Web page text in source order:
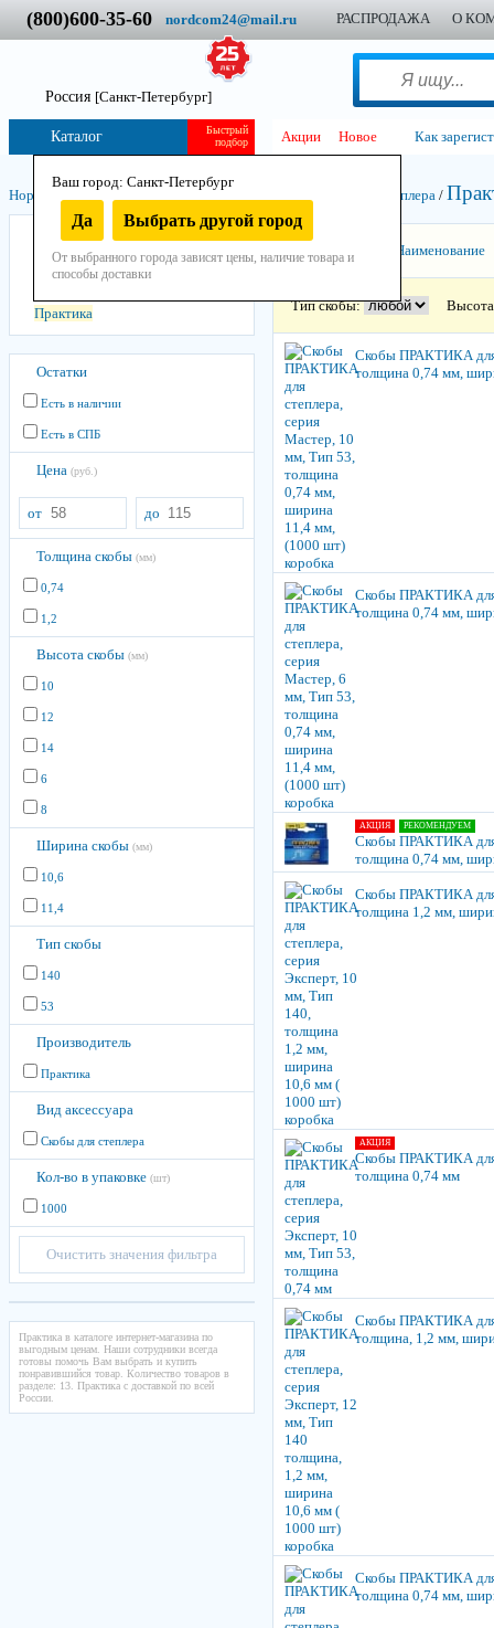
(800)600-35-60 nordcom24@mail.ru РАСПРОДАЖА О
Россия [Санкт-Петербург]
Ваш город: Санкт-Петербург
Да Выбрать другой город
От выбранного города зависят цены, наличие товара и
способы доставки
Быстрый
подбор
Каталог Акции Новое Как
Нордком Инструмент Остнастно-расходный Скобы для степлера /
Matrix
Практика
Остатки
Есть в наличии
Есть в СПБ
Цена (руб.)
от до
Толщина скобы (мм)
0,74
1,2
Высота скобы (мм)
10
12
14
6
8
Ширина скобы (мм)
10,6
11,4
Тип скобы
140
53
Производитель
Практика
Вид аксессуара
Скобы для степлера
Кол-во в упаковке (шт)
1000
Очистить значения фильтра
Практика в каталоге интернет-магазина по
выгодным ценам. Наши сотрудники всегда
готовы помочь Вам выбрать и купить
понравившийся товар. Количество товаров в
разделе: 13. Практика с доставкой по всей
России.
Наименование
Тип скобы:
Скобы ПРАКТИКА для
толщина 0,74 мм,
Скобы ПРАКТИКА для
толщина 0,74 мм,
АКЦИЯ РЕКОМЕНДУЕМ
Скобы ПРАКТИКА для
толщина 0,74 мм,
Скобы ПРАКТИКА для
толщина 1,2 мм,
АКЦИЯ
Скобы ПРАКТИКА для
толщина 0,74 мм
Скобы ПРАКТИКА для
толщина, 1,2 мм,
Скобы ПРАКТИКА для
толщина 0,74 мм,